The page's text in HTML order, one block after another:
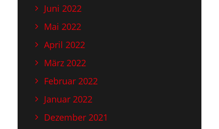
Juni 2022
Mai 2022
April 2022
März 2022
Februar 2022
Januar 2022
Dezember 2021